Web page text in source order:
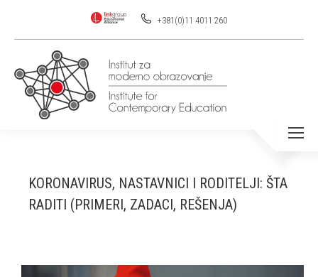
+381(0)11 4011 260
KORONAVIRUS, NASTAVNICI I RODITELJI: ŠTA
RADITI (PRIMERI, ZADACI, REŠENJA)